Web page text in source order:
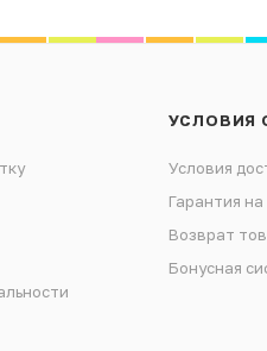
УСЛОВИЯ
Условия
Гарантия
Возврат
Бонусная